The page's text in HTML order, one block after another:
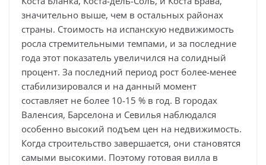
значительно выше, чем в остальных районах
страны. Стоимость на испанскую недвижимость
росла стремительными темпами, и за последние
года этот показатель увеличился на солидный
процент. За последний период рост более-менее
стабилизировался и на данный момент
составляет не более 10-15 % в год. В городах
Валенсия, Барселона и Севилья наблюдался
особенно высокий подъем цен на недвижимость.
Когда строительство завершается, они становятся
самыми высокими. Поэтому готовая вилла в